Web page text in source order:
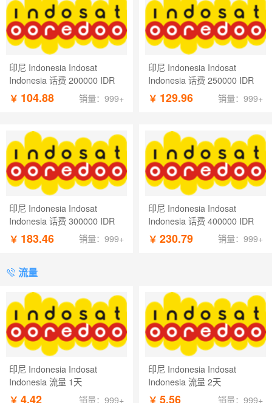
印尼 Indonesia Indosat
Indonesia 话费 200000 IDR
￥ 104.88 销量：999+
印尼 Indonesia Indosat
Indonesia 话费 250000 IDR
￥ 129.96 销量：999+
印尼 Indonesia Indosat
Indonesia 话费 300000 IDR
￥ 183.46 销量：999+
印尼 Indonesia Indosat
Indonesia 话费 400000 IDR
￥ 230.79 销量：999+
流量
印尼 Indonesia Indosat
Indonesia 流量 1天
￥ 4.42 销量：999+
印尼 Indonesia Indosat
Indonesia 流量 2天
￥ 5.56 销量：999+